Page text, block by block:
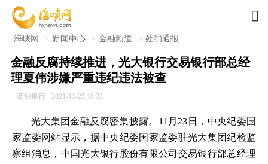

海峡网 > 新闻中心 > 金融频道 > 处罚通报
金融反腐持续推进，光大银行交易银行部总经
理夏伟涉嫌严重违纪违法被查
蓝鲸银行 2021-11-25 10:33
光大集团金融反腐密集披露。11月23日，中央纪委国
家监委网站显示，据中央纪委国家监委驻光大集团纪检监
察组消息，中国光大银行股份有限公司交易银行部总经理